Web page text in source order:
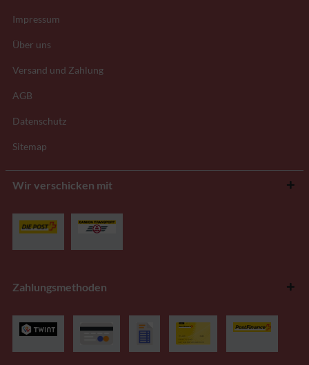
Impressum
Über uns
Versand und Zahlung
AGB
Datenschutz
Sitemap
Wir verschicken mit
Zahlungsmethoden